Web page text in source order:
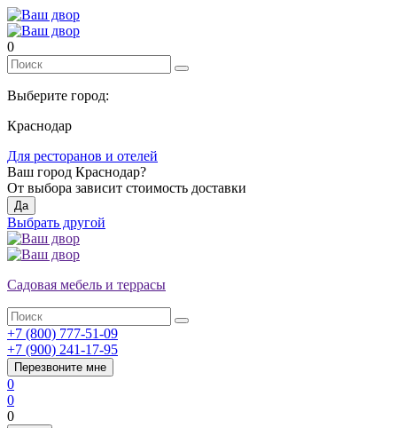
0
Выберите город:
Краснодар
Для ресторанов и отелей
Ваш город Краснодар?
От выбора зависит стоимость доставки
Да
Выбрать другой
Садовая мебель и террасы
+7 (800) 777-51-09
+7 (900) 241-17-95
Перезвоните мне
0
0
0